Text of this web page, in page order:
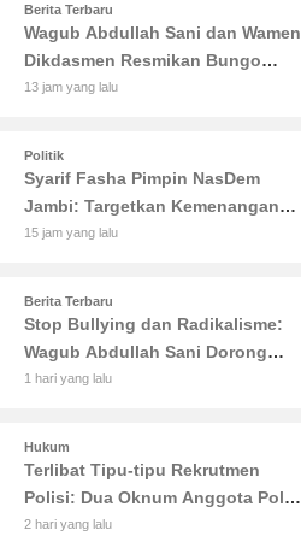
Berita Terbaru
Wagub Abdullah Sani dan Wamen
Dikdasmen Resmikan Bungo
Pintar: Dorong Digitalisasi
13 jam yang lalu
Politik
Syarif Fasha Pimpin NasDem
Jambi: Targetkan Kemenangan
Besar di Pemilu 2029
15 jam yang lalu
Berita Terbaru
Stop Bullying dan Radikalisme:
Wagub Abdullah Sani Dorong
Siswa Jadi Garda Terdepan
1 hari yang lalu
Hukum
Terlibat Tipu-tipu Rekrutmen
Polisi: Dua Oknum Anggota Polda
Jambi Diciduk Propam
2 hari yang lalu